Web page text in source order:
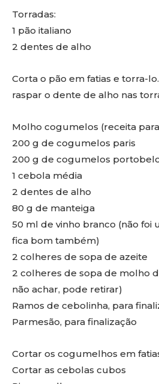
Torradas:
1 pão italiano
2 dentes de alho
Corta o pão em fatias e torra-
raspar o dente de alho nas
Molho cogumelos (receita
200 g de cogumelos paris
200 g de cogumelos
1 cebola média
2 dentes de alho
80 g de manteiga
50 ml de vinho branco (não foi
fica bom também)
2 colheres de sopa de azeite
2 colheres de sopa de molho
não achar, pode retirar)
Ramos de cebolinha, para
Parmesão, para finalização
Cortar os cogumelhos em
Cortar as cebolas cubos